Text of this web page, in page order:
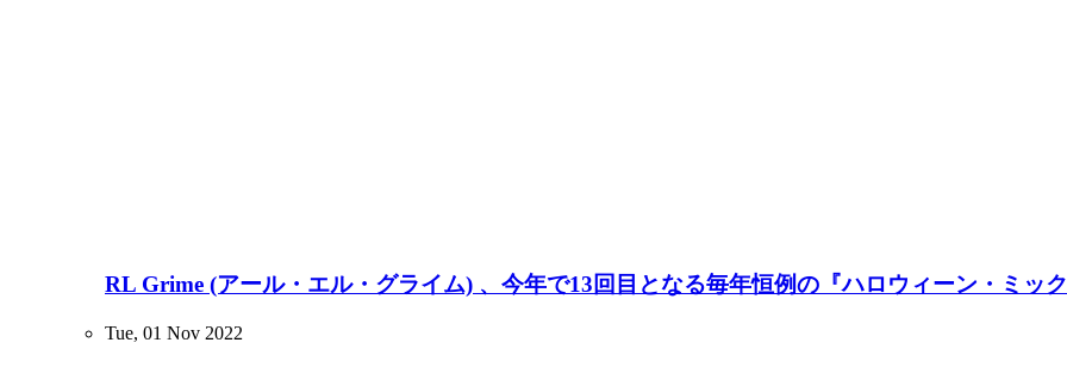
RL Grime (アール・エル・グライム) 、今年で13回目となる毎年恒例の『ハロウィーン・ミッ
Tue, 01 Nov 2022